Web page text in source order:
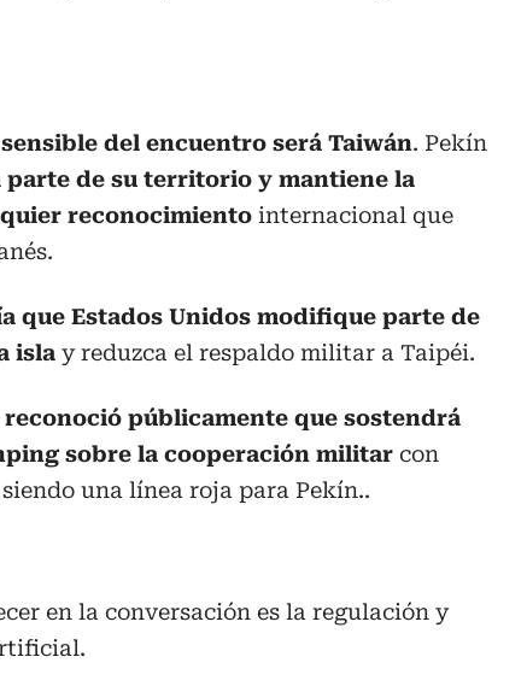
del encuentro será Taiwán. Pekín
parte de su territorio y mantiene la
reconocimiento internacional que
que Estados Unidos modifique parte de
isla y reduzca el respaldo militar a Taipéi.
públicamente que sostendrá
sobre la cooperación militar con
una línea roja para Pekín..
en la conversación es la regulación y